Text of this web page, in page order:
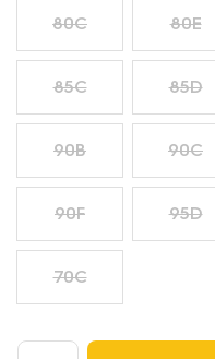
80C 80E
85C 85D
90B 90C
90F 95D
70C